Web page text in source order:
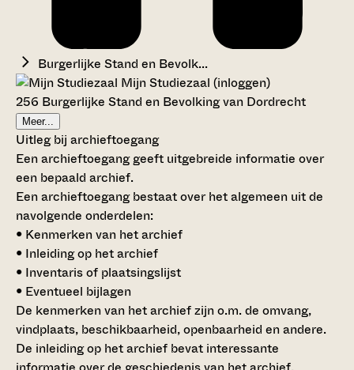
Burgerlijke Stand en Bevolk...
Mijn Studiezaal (inloggen)
256 Burgerlijke Stand en Bevolking van Dordrecht
Meer...
Uitleg bij archieftoegang
Een archieftoegang geeft uitgebreide informatie over
een bepaald archief.
Een archieftoegang bestaat over het algemeen uit de
navolgende onderdelen:
• Kenmerken van het archief
• Inleiding op het archief
• Inventaris of plaatsingslijst
• Eventueel bijlagen
De kenmerken van het archief zijn o.m. de omvang,
vindplaats, beschikbaarheid, openbaarheid en andere.
De inleiding op het archief bevat interessante